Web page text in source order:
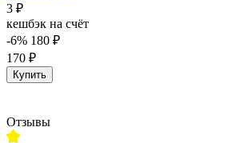
3 ₽
кешбэк на счёт
-6% 180 ₽
170 ₽
Купить
Отзывы